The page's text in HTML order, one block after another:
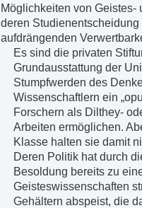
Möglichkeiten von Geistes-
deren
aufdrängenden
Es sind die privaten
Grundausstattung der
Stumpfwerden des
Wissenschaftlern ein
Forschern als Dilthey-
Arbeiten ermöglichen.
Klasse halten sie damit
Deren Politik hat durch
Besoldung bereits zu
Geisteswissenschaften
Gehältern abspeist, die